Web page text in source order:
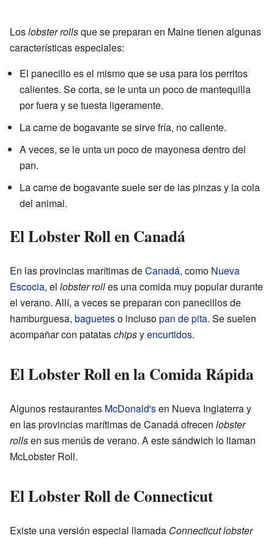
Loslobster rollsque se preparan en Maine tienen algunas
características especiales:
El panecillo es el mismo que se usa para los perritos
calientes. Se corta, se le unta un poco de mantequilla
por fuera y se tuesta ligeramente.
La carne de bogavante se sirve fría, no caliente.
A veces, se le unta un poco de mayonesa dentro del
pan.
La carne de bogavante suele ser de las pinzas y la cola
del animal.
El Lobster Roll en Canadá
En las provincias marítimas deCanadá, como Nueva
Escocia, el lobster rolles una comida muy popular durante
el verano. Allí, a veces se preparan con panecillos de
hamburguesa, bagueteso inclusopan de pita. Se suelen
acompañar con patataschipsyencurtidos.
El Lobster Roll en la Comida Rápida
Algunos restaurantes McDonald'sen Nueva Inglaterra y
en las provincias marítimas de Canadá ofrecen lobster
rollsen sus menús de verano. A este sándwich lo llaman
McLobster Roll.
El Lobster Roll de Connecticut
Existe una versión especial llamada Connecticut lobster